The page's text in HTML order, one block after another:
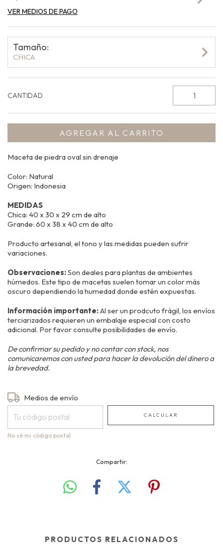
VER MEDIOS DE PAGO
Tamaño:
CHICA
CANTIDAD
Maceta de piedra oval sin drenaje
Color: Natural
Origen: Indonesia
MEDIDAS
Chica: 40 x 30 x 29 cm de alto
Grande: 60 x 38 x 40 cm de alto
Producto artesanal, el tono y las medidas pueden sufrir
variaciones.
Observaciones:Son deales para plantas de ambientes
húmedos. Este tipo de macetas suelen tomar un color más
oscuro dependiendo la humedad donde estén expuestas.
Información importante:Al ser un prodcuto frágil, los envíos
terciarizados requieren un embalaje especial con costo
adicional. Por favor consulte posibilidades de envío.
De confirmar su pedido y no contar con stock, nos
comunicaremos con usted para hacer la devolución del dinero a
la brevedad.
Entregas para el CP:
Medios de envío
CALCULAR
No sé mi código postal
Compartir:
PRODUCTOS RELACIONADOS